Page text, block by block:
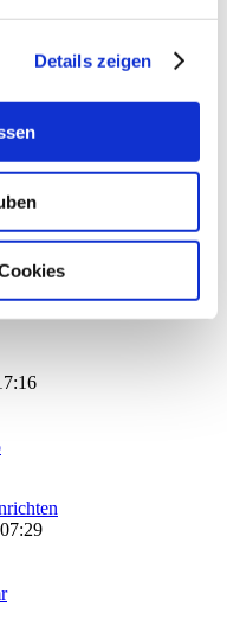
Details zeigen
15:38